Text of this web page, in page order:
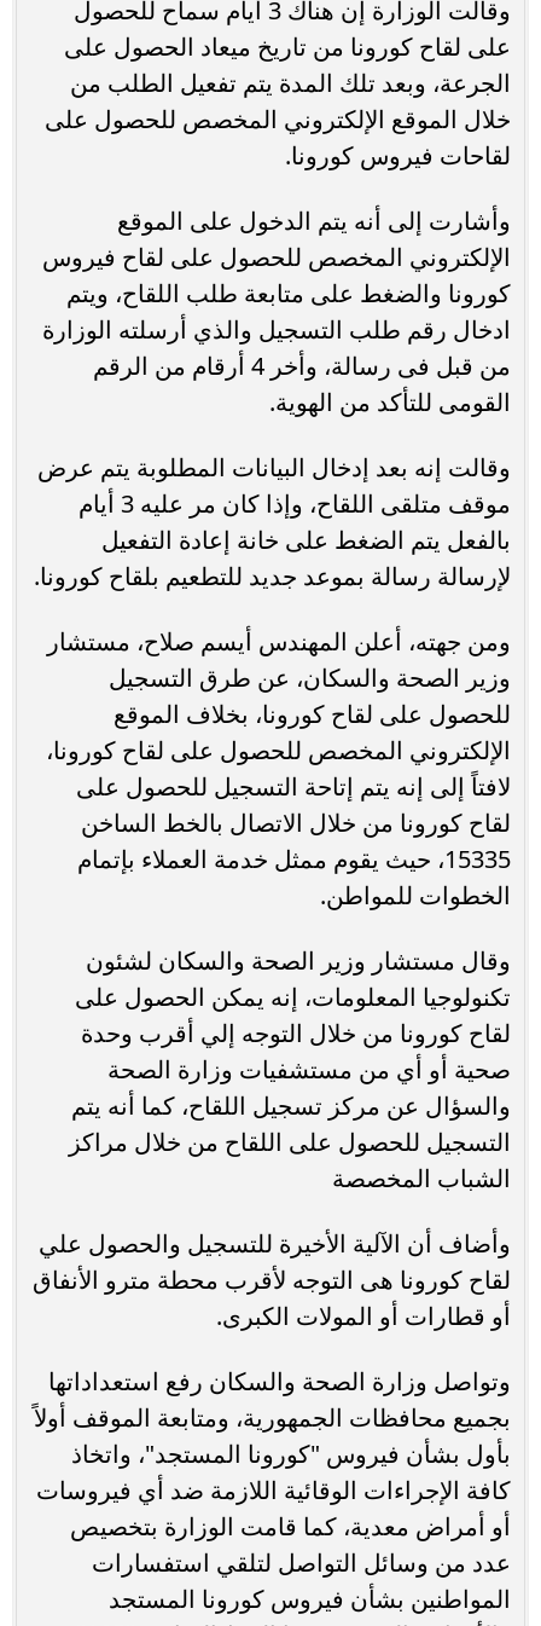
وقالت الوزارة إن هناك 3 أيام سماح للحصول
على لقاح كورونا من تاريخ ميعاد الحصول على
الجرعة، وبعد تلك المدة يتم تفعيل الطلب من
خلال الموقع الإلكتروني المخصص للحصول على
لقاحات فيروس كورونا.
وأشارت إلى أنه يتم الدخول على الموقع
الإلكتروني المخصص للحصول على لقاح فيروس
كورونا والضغط على متابعة طلب اللقاح، ويتم
ادخال رقم طلب التسجيل والذي أرسلته الوزارة
من قبل فى رسالة، وأخر 4 أرقام من الرقم
القومى للتأكد من الهوية.
وقالت إنه بعد إدخال البيانات المطلوبة يتم عرض
موقف متلقى اللقاح، وإذا كان مر عليه 3 أيام
بالفعل يتم الضغط على خانة إعادة التفعيل
لإرسالة رسالة بموعد جديد للتطعيم بلقاح كورونا.
ومن جهته، أعلن المهندس أيسم صلاح، مستشار
وزير الصحة والسكان، عن طرق التسجيل
للحصول على لقاح كورونا، بخلاف الموقع
الإلكتروني المخصص للحصول على لقاح كورونا،
لافتاً إلى إنه يتم إتاحة التسجيل للحصول على
لقاح كورونا من خلال الاتصال بالخط الساخن
15335، حيث يقوم ممثل خدمة العملاء بإتمام
الخطوات للمواطن.
وقال مستشار وزير الصحة والسكان لشئون
تكنولوجيا المعلومات، إنه يمكن الحصول على
لقاح كورونا من خلال التوجه إلي أقرب وحدة
صحية أو أي من مستشفيات وزارة الصحة
والسؤال عن مركز تسجيل اللقاح، كما أنه يتم
التسجيل للحصول على اللقاح من خلال مراكز
الشباب المخصصة
وأضاف أن الآلية الأخيرة للتسجيل والحصول علي
لقاح كورونا هى التوجه لأقرب محطة مترو الأنفاق
أو قطارات أو المولات الكبرى.
وتواصل وزارة الصحة والسكان رفع استعداداتها
بجميع محافظات الجمهورية، ومتابعة الموقف أولاً
بأول بشأن فيروس "كورونا المستجد"، واتخاذ
كافة الإجراءات الوقائية اللازمة ضد أي فيروسات
أو أمراض معدية، كما قامت الوزارة بتخصيص
عدد من وسائل التواصل لتلقي استفسارات
المواطنين بشأن فيروس كورونا المستجد